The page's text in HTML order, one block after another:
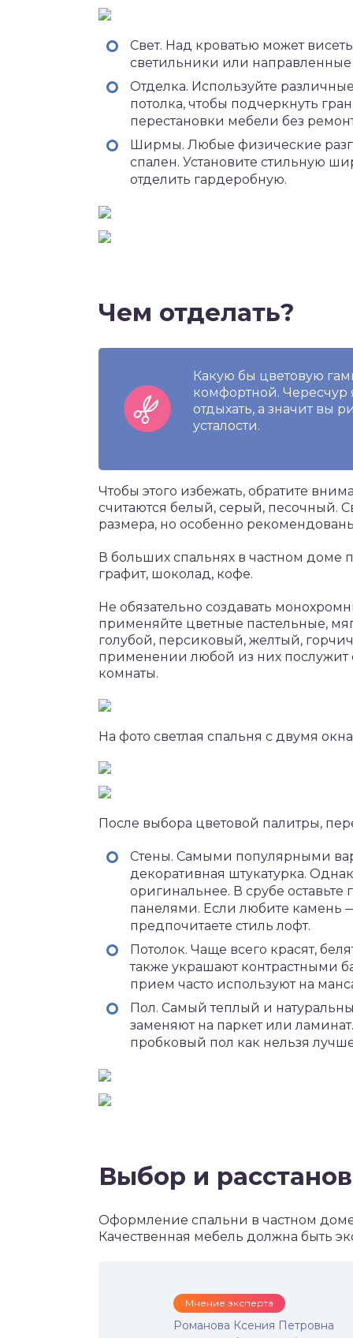
Свет. Над кроватью может
светильники или направленные
Отделка. Используйте
потолка, чтобы подчеркнуть
перестановки мебели без
Ширмы. Любые физические
спален. Установите стильную
отделить гардеробную.
Чем отделать?
Какую бы цветовую
комфортной. Чересчур
отдыхать, а значит вы
усталости.
Чтобы этого избежать, обратите
считаются белый, серый, песочный.
размера, но особенно
В больших спальнях в частном
графит, шоколад, кофе.
Не обязательно создавать
применяйте цветные пастельные,
голубой, персиковый, желтый,
применении любой из них послужит
комнаты.
На фото светлая спальня с двумя
После выбора цветовой палитры,
Стены. Самыми популярными
декоративная штукатурка.
оригинальнее. В срубе
панелями. Если любите камень
предпочитаете стиль лофт.
Потолок. Чаще всего красят,
также украшают контрастными
прием часто используют на
Пол. Самый теплый и
заменяют на паркет или
пробковый пол как нельзя
Выбор и
Оформление спальни в частном
Качественная мебель должна быть
Мнение эксперта
Романова Ксения Петровна